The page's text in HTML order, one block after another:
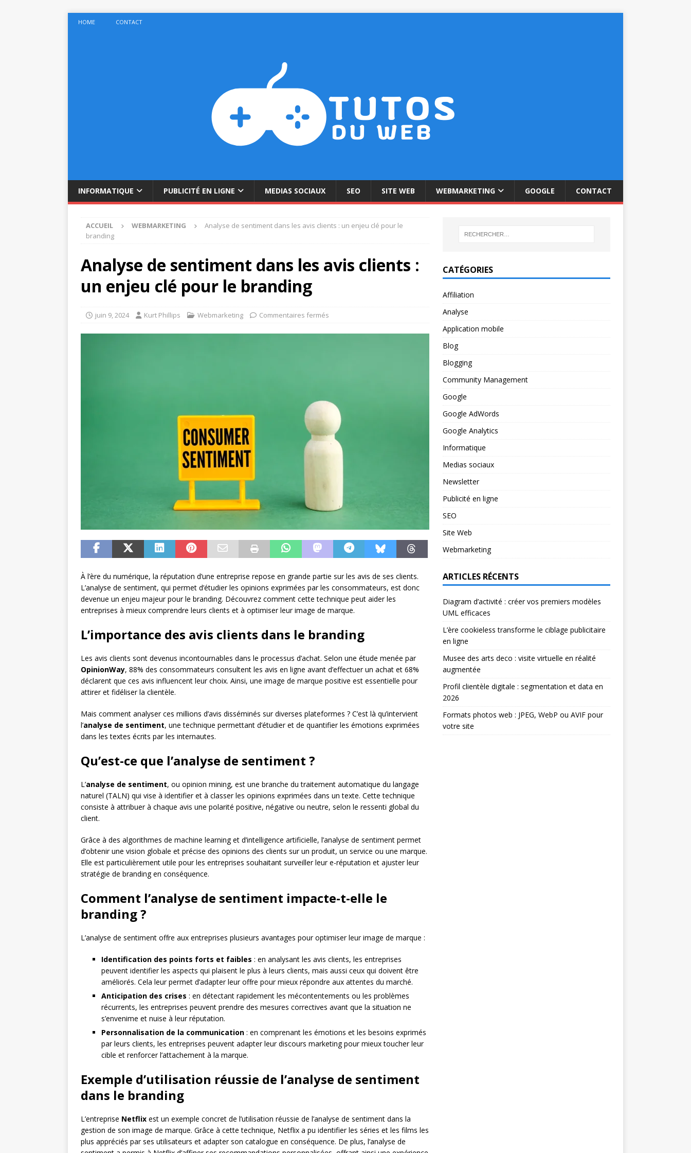
HOME CONTACT
INFORMATIQUE PUBLICITÉ EN LIGNE MEDIAS SOCIAUX SEO SITE WEB WEBMARKETING GOOGLE CONTACT
ACCUEIL WEBMARKETING
Analyse de sentiment dans les avis clients : un enjeu clé pour le
branding
Analyse de sentiment dans les avis clients :
un enjeu clé pour le branding
juin 9, 2024 Kurt Phillips Webmarketing Commentaires fermés
À l’ère du numérique, la réputation d’une entreprise repose en grande partie sur les avis de ses clients.
L’analyse de sentiment, qui permet d’étudier les opinions exprimées par les consommateurs, est donc
devenue un enjeu majeur pour le branding. Découvrez comment cette technique peut aider les
entreprises à mieux comprendre leurs clients et à optimiser leur image de marque.
L’importance des avis clients dans le branding
Les avis clients sont devenus incontournables dans le processus d’achat. Selon une étude menée par
OpinionWay, 88% des consommateurs consultent les avis en ligne avant d’effectuer un achat et 68%
déclarent que ces avis influencent leur choix. Ainsi, une image de marque positive est essentielle pour
attirer et fidéliser la clientèle.
Mais comment analyser ces millions d’avis disséminés sur diverses plateformes ? C’est là qu’intervient
l’analyse de sentiment, une technique permettant d’étudier et de quantifier les émotions exprimées
dans les textes écrits par les internautes.
Qu’est-ce que l’analyse de sentiment ?
L’analyse de sentiment, ou opinion mining, est une branche du traitement automatique du langage
naturel (TALN) qui vise à identifier et à classer les opinions exprimées dans un texte. Cette technique
consiste à attribuer à chaque avis une polarité positive, négative ou neutre, selon le ressenti global du
client.
Grâce à des algorithmes de machine learning et d’intelligence artificielle, l’analyse de sentiment permet
d’obtenir une vision globale et précise des opinions des clients sur un produit, un service ou une marque.
Elle est particulièrement utile pour les entreprises souhaitant surveiller leur e-réputation et ajuster leur
stratégie de branding en conséquence.
Comment l’analyse de sentiment impacte-t-elle le
branding ?
L’analyse de sentiment offre aux entreprises plusieurs avantages pour optimiser leur image de marque :
Identification des points forts et faibles : en analysant les avis clients, les entreprises
peuvent identifier les aspects qui plaisent le plus à leurs clients, mais aussi ceux qui doivent être
améliorés. Cela leur permet d’adapter leur offre pour mieux répondre aux attentes du marché.
Anticipation des crises : en détectant rapidement les mécontentements ou les problèmes
récurrents, les entreprises peuvent prendre des mesures correctives avant que la situation ne
s’envenime et nuise à leur réputation.
Personnalisation de la communication : en comprenant les émotions et les besoins exprimés
par leurs clients, les entreprises peuvent adapter leur discours marketing pour mieux toucher leur
cible et renforcer l’attachement à la marque.
Exemple d’utilisation réussie de l’analyse de sentiment
dans le branding
L’entreprise Netflix est un exemple concret de l’utilisation réussie de l’analyse de sentiment dans la
gestion de son image de marque. Grâce à cette technique, Netflix a pu identifier les séries et les films les
plus appréciés par ses utilisateurs et adapter son catalogue en conséquence. De plus, l’analyse de
CATÉGORIES
Affiliation
Analyse
Application mobile
Blog
Blogging
Community Management
Google
Google AdWords
Google Analytics
Informatique
Medias sociaux
Newsletter
Publicité en ligne
SEO
Site Web
Webmarketing
ARTICLES RÉCENTS
Diagram d’activité : créer vos premiers modèles
UML efficaces
L’ère cookieless transforme le ciblage publicitaire
en ligne
Musee des arts deco : visite virtuelle en réalité
augmentée
Profil clientèle digitale : segmentation et data en
2026
Formats photos web : JPEG, WebP ou AVIF pour
votre site